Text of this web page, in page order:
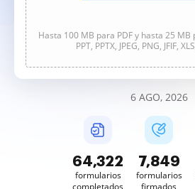
Hasta 100 MB para PDF y hasta 25 MB
PPT, PPTX, JPEG, PNG, JFIF,
6 AGO, 2026
64,323
formularios
completados
7,849
formularios
firmados